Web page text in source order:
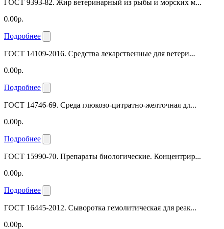
ГОСТ 9393-82. Жир ветеринарный из рыбы и морских м...
0.00р.
Подробнее
ГОСТ 14109-2016. Средства лекарственные для ветери...
0.00р.
Подробнее
ГОСТ 14746-69. Среда глюкозо-цитратно-желточная дл...
0.00р.
Подробнее
ГОСТ 15990-70. Препараты биологические. Концентрир...
0.00р.
Подробнее
ГОСТ 16445-2012. Сыворотка гемолитическая для реак...
0.00р.